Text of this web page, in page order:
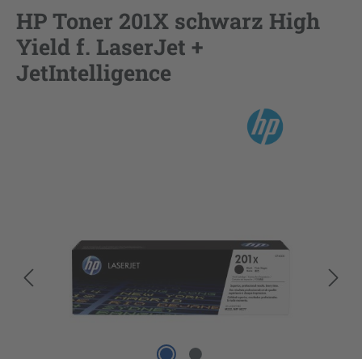
HP Toner 201X schwarz High
Yield f. LaserJet +
JetIntelligence